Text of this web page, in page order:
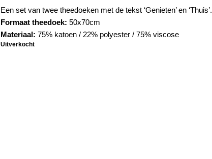
Een set van twee theedoeken met de tekst ‘Genieten’ en ‘Thuis’.
Formaat theedoek: 50x70cm
Materiaal: 75% katoen / 22% polyester / 75% viscose
Uitverkocht